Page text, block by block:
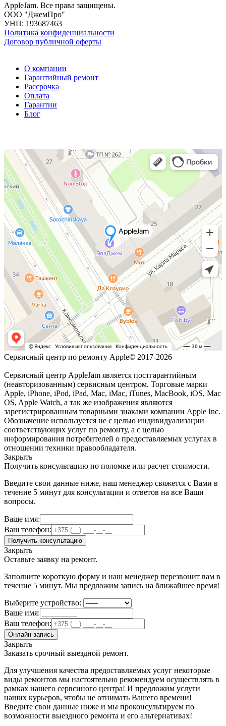
AppleJam. Все права защищены.
ООО "ДжемПро"
УНП: 193687463
Политика конфиденциальности
Договор публичной оферты
О компании
Гарантийный ремонт
Рассрочка
Оплата
Гарантии
Блог
Сервисный центр по ремонту Apple© 2017-2026
Сервисный центр AppleJam является постгарантийным
(неавторизованным) сервисным центром. Торговые марки
Apple, iPhone, iPod, iPad, Mac, iMac, iTunes, MacBook, iOS, Mac
OS, Apple Watch, а так же изображения являются
зарегистрированным товарными знаками компании Apple Inc.
Обозначение используется не с целью индивидуализации
соответствующих услуг по ремонту, а с целью
информирования потребителей о предоставляемых услугах в
отношении техники правообладателя.
Закрыть
Получить консультацию по поломке или расчет стоимости.
Введите свои данные ниже, наш менеджер свяжется с Вами в
течение 5 минут для консультации и ответов на все Ваши
вопросы.
Ваше имя:
Ваш телефон:
Получить консультацию
Закрыть
Оставьте заявку на ремонт.
Заполните короткую форму и наш менеджер перезвонит вам в
течение 5 минут. Мы предложим запись на ближайшее время!
Выберите устройство:
Ваше имя:
Ваш телефон:
Онлайн-запись
Закрыть
Заказать срочный выездной ремонт.
Для улучшения качества предоставляемых услуг некоторые
виды ремонтов мы настоятельно рекомендуем осуществлять в
рамках нашего сервсиного центра! И предложим услуги
наших курьеров, чтобы не отнимать Вашего времени!
Введите свои данные ниже и мы проконсультируем по
возможности выездного ремонта и его альтернативах!